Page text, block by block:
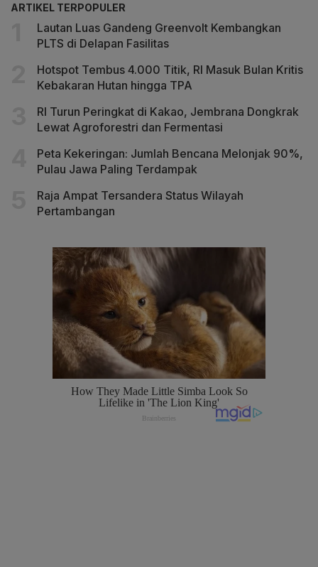
ARTIKEL TERPOPULER
Lautan Luas Gandeng Greenvolt Kembangkan
PLTS di Delapan Fasilitas
Hotspot Tembus 4.000 Titik, RI Masuk Bulan Kritis
Kebakaran Hutan hingga TPA
RI Turun Peringkat di Kakao, Jembrana Dongkrak
Lewat Agroforestri dan Fermentasi
Peta Kekeringan: Jumlah Bencana Melonjak 90%,
Pulau Jawa Paling Terdampak
Raja Ampat Tersandera Status Wilayah
Pertambangan